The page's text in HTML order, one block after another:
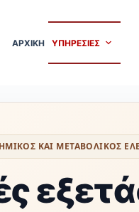
ΑΡΧΙΚΗ ΥΠΗΡΕΣΙΕΣ
ΚΑΙ ΜΕΤΑΒΟΛΙΚΟΣ